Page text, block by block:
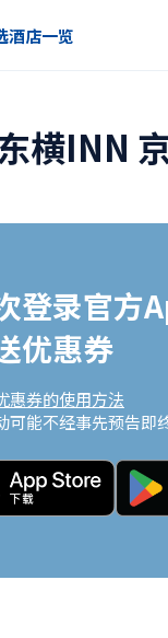
酒店一览
横INN
登录官方
优惠券
惠券的使用方法
能不经事先预告即